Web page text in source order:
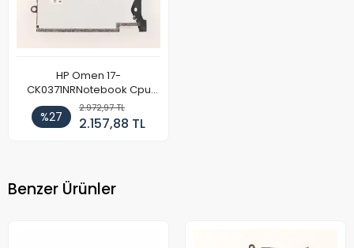
HP Omen 17-
CK0371NRNotebook Cpu
Fan (Sol)
%27
2.972,97 TL
2.157,88 TL
Benzer Ürünler